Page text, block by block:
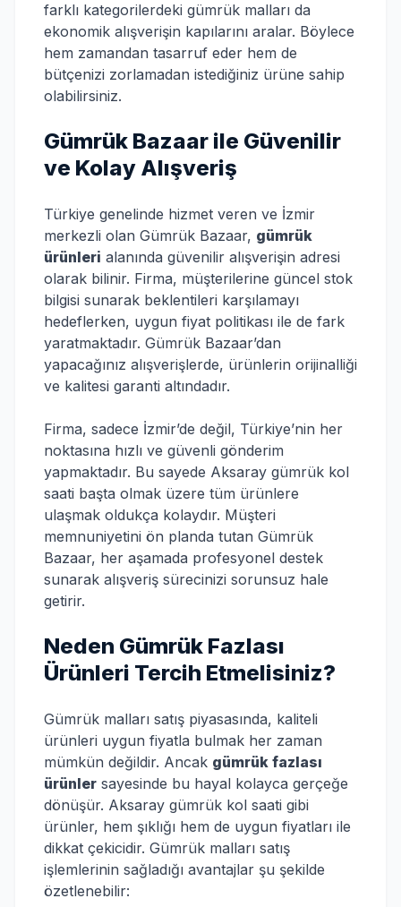
farklı kategorilerdeki gümrük malları da
ekonomik alışverişin kapılarını aralar. Böylece
hem zamandan tasarruf eder hem de
bütçenizi zorlamadan istediğiniz ürüne sahip
olabilirsiniz.
Gümrük Bazaar ile Güvenilir
ve Kolay Alışveriş
Türkiye genelinde hizmet veren ve İzmir
merkezli olan Gümrük Bazaar, gümrük
ürünleri alanında güvenilir alışverişin adresi
olarak bilinir. Firma, müşterilerine güncel stok
bilgisi sunarak beklentileri karşılamayı
hedeflerken, uygun fiyat politikası ile de fark
yaratmaktadır. Gümrük Bazaar’dan
yapacağınız alışverişlerde, ürünlerin orijinalliği
ve kalitesi garanti altındadır.
Firma, sadece İzmir’de değil, Türkiye’nin her
noktasına hızlı ve güvenli gönderim
yapmaktadır. Bu sayede Aksaray gümrük kol
saati başta olmak üzere tüm ürünlere
ulaşmak oldukça kolaydır. Müşteri
memnuniyetini ön planda tutan Gümrük
Bazaar, her aşamada profesyonel destek
sunarak alışveriş sürecinizi sorunsuz hale
getirir.
Neden Gümrük Fazlası
Ürünleri Tercih Etmelisiniz?
Gümrük malları satış piyasasında, kaliteli
ürünleri uygun fiyatla bulmak her zaman
mümkün değildir. Ancak gümrük fazlası
ürünler sayesinde bu hayal kolayca gerçeğe
dönüşür. Aksaray gümrük kol saati gibi
ürünler, hem şıklığı hem de uygun fiyatları ile
dikkat çekicidir. Gümrük malları satış
işlemlerinin sağladığı avantajlar şu şekilde
özetlenebilir: